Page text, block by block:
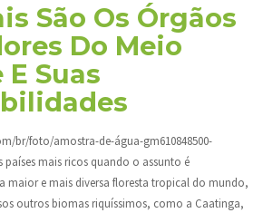
São Os Órgãos
Do Meio
Suas
br/foto/amostra-de-água-gm610848500-
países mais ricos quando o assunto é
maior e mais diversa floresta tropical do mundo,
outros biomas riquíssimos, como a Caatinga,